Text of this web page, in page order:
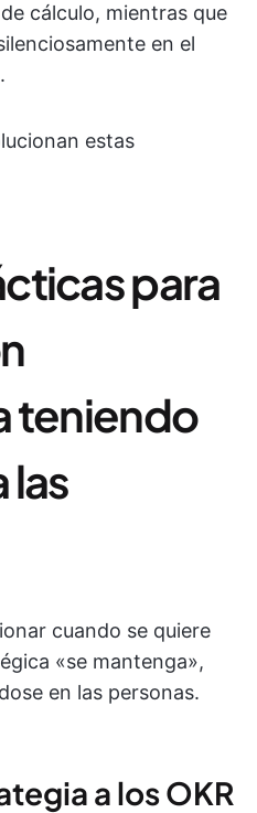
cálculo, mientras que
en el
estas
para
teniendo
las
cuando se quiere
«se mantenga»,
en las personas.
a los OKR